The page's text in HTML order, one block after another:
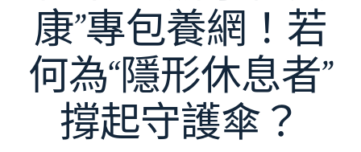
關
康”專包養網！若
何為“隱形休息者”
撐起守護傘？